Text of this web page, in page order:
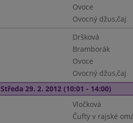
Ovoce
Ovocný džus,čaj
Dršková
Bramborák
Ovoce
Ovocný džus,čaj
Středa 29. 2. 2012 (10:01 - 14:00)
Vločková
Čufty v rajské